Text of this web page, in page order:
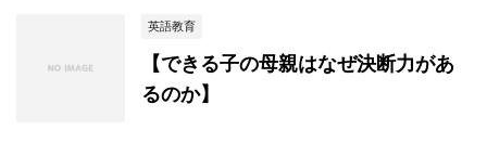
英語教育
【できる子の母親はなぜ決断力があ
るのか】